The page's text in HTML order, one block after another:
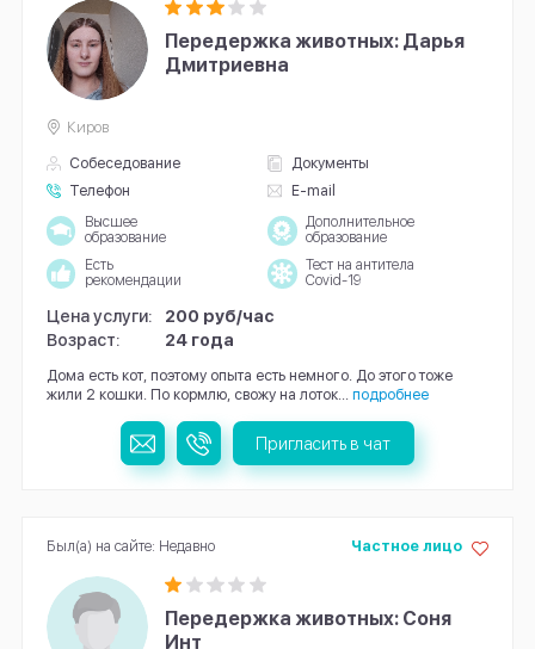
Передержка животных: Дарья
Дмитриевна
Собеседование
Документы
Телефон
E-mail
Киров
Высшее
образование
Дополнительное
образование
Есть
рекомендации
Тест на антитела
Covid-19
Цена услуги:
200 руб/час
Возраст:
24 года
Дома есть кот, поэтому опыта есть немного. До этого тоже
жили 2 кошки. По кормлю, свожу на лоток... подробнее
Пригласить в чат
Передержка животных: Соня
Инт
Частное лицо
Был(а) на сайте: Недавно